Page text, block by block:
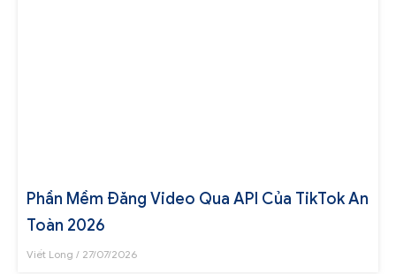
Phần Mềm Đăng Video Qua API Của TikTok An
Toàn 2026
Viết Long 27/07/2026